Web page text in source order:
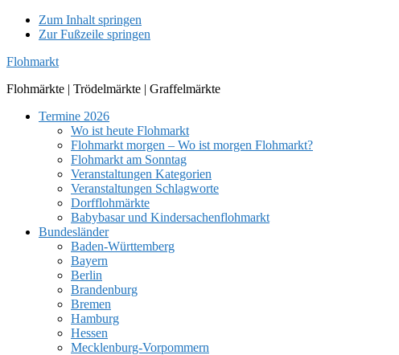
Zum Inhalt springen
Zur Fußzeile springen
Flohmarkt
Flohmärkte | Trödelmärkte | Graffelmärkte
Termine 2026
Wo ist heute Flohmarkt
Flohmarkt morgen – Wo ist morgen Flohmarkt?
Flohmarkt am Sonntag
Veranstaltungen Kategorien
Veranstaltungen Schlagworte
Dorfflohmärkte
Babybasar und Kindersachenflohmarkt
Bundesländer
Baden-Württemberg
Bayern
Berlin
Brandenburg
Bremen
Hamburg
Hessen
Mecklenburg-Vorpommern